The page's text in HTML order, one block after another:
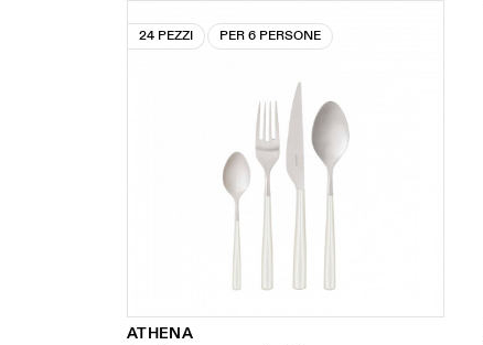
24 PEZZI PER 6 PERSONE
ATHENA